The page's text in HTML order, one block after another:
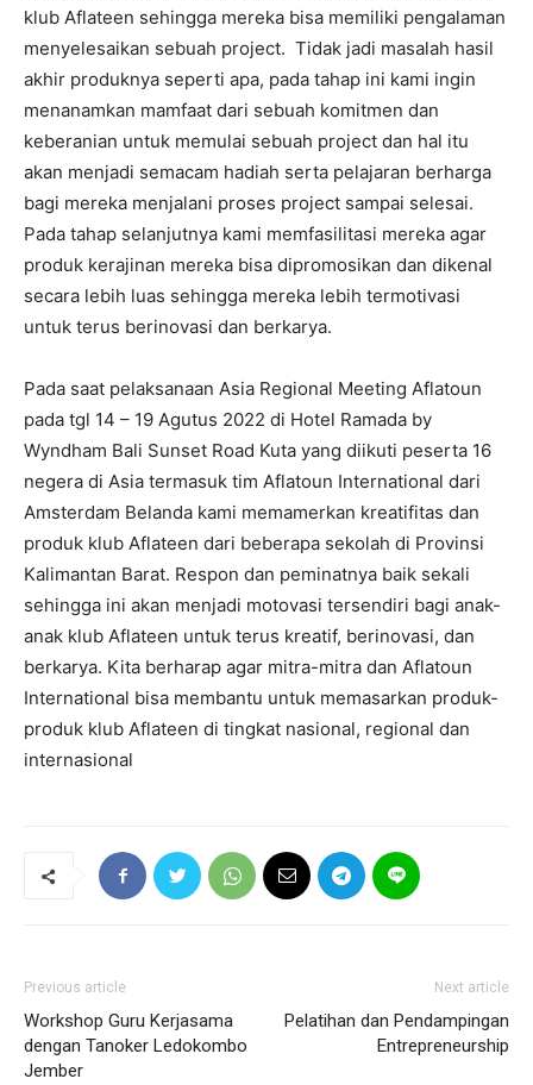
klub Aflateen sehingga mereka bisa memiliki pengalaman
menyelesaikan sebuah project. Tidak jadi masalah hasil
akhir produknya seperti apa, pada tahap ini kami ingin
menanamkan mamfaat dari sebuah komitmen dan
keberanian untuk memulai sebuah project dan hal itu
akan menjadi semacam hadiah serta pelajaran berharga
bagi mereka menjalani proses project sampai selesai.
Pada tahap selanjutnya kami memfasilitasi mereka agar
produk kerajinan mereka bisa dipromosikan dan dikenal
secara lebih luas sehingga mereka lebih termotivasi
untuk terus berinovasi dan berkarya.
Pada saat pelaksanaan Asia Regional Meeting Aflatoun
pada tgl 14 – 19 Agutus 2022 di Hotel Ramada by
Wyndham Bali Sunset Road Kuta yang diikuti peserta 16
negera di Asia termasuk tim Aflatoun International dari
Amsterdam Belanda kami memamerkan kreatifitas dan
produk klub Aflateen dari beberapa sekolah di Provinsi
Kalimantan Barat. Respon dan peminatnya baik sekali
sehingga ini akan menjadi motovasi tersendiri bagi anak-
anak klub Aflateen untuk terus kreatif, berinovasi, dan
berkarya. Kita berharap agar mitra-mitra dan Aflatoun
International bisa membantu untuk memasarkan produk-
produk klub Aflateen di tingkat nasional, regional dan
internasional
Previous article
Workshop Guru Kerjasama
dengan Tanoker Ledokombo
Jember
Next article
Pelatihan dan Pendampingan
Entrepreneurship